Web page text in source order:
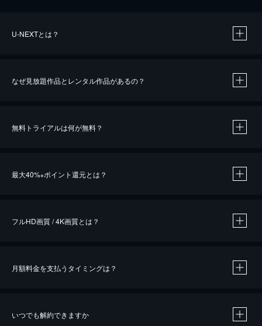
U-NEXTとは？
なぜ見放題作品とレンタル作品があるの？
無料トライアルは何が無料？
最大40%※ポイント還元とは？
※40％ポイント還元の対象は、クレジットカード決済による作品の購入 / レンタルです。
フルHD画質 / 4K画質とは？
月額料金を支払うタイミングは？
いつでも解約できますか